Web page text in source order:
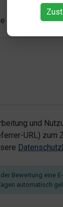
vergeben?*
und
URL)
Bewertung eine
automatisch